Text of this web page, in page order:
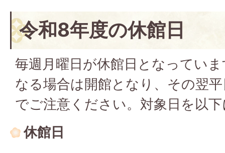
令和8年度の休館日
毎週月曜日が休館日となってい
なる場合は開館となり、その翌
でご注意ください。対象日を以
休館日